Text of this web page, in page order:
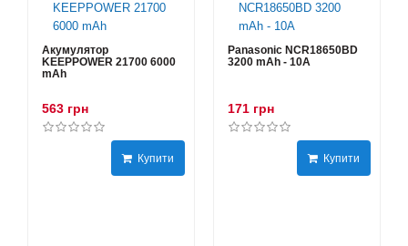
Акумулятор
KEEPPOWER 21700 6000
mAh
563 грн
Купити
Panasonic NCR18650BD
3200 mAh - 10А
171 грн
Купити